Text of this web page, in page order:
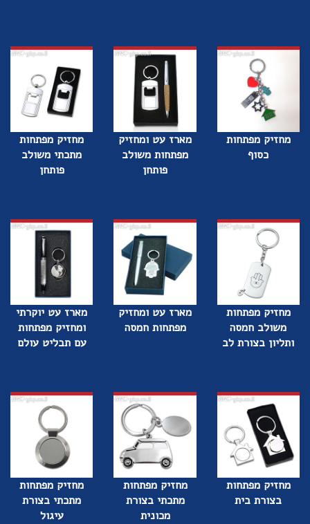
מחזיק מפתחות
כסוף
מארז עט ומחזיק
מפתחות משולב
פותחן
מחזיק מפתחות
מתכתי משולב
פותחן
מחזיק מפתחות
משולב חמסה
ותליון בצורת לב
מארז עט ומחזיק
מפתחות חמסה
מארז עט יוקרתי
ומחזיק מפתחות
עם תבליט עולם
מחזיק מפתחות
בצורת בית
מחזיק מפתחות
מתכתי בצורת
מכונית
מחזיק מפתחות
מתכתי בצורת
עיגול